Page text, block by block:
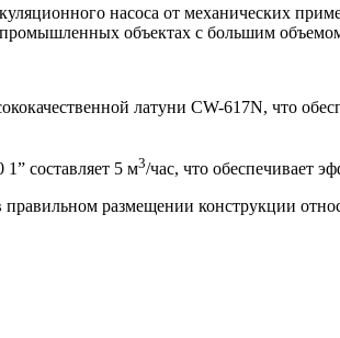
насоса от механических
объектах с большим
латуни CW-617N, что
составляет 5 м3/час, что обеспечивает
размещении конструкции